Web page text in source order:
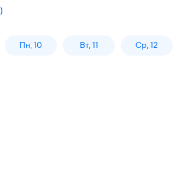
)
Пн, 10 Вт, 11 Ср, 12